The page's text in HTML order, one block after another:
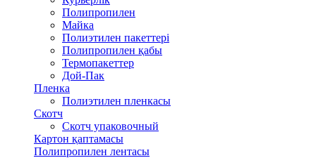
Полипропилен
Майка
Полиэтилен пакеттері
Полипропилен қабы
Термопакеттер
Дой-Пак
Пленка
Полиэтилен пленкасы
Скотч
Скотч упаковочный
Картон қаптамасы
Полипропилен лентасы